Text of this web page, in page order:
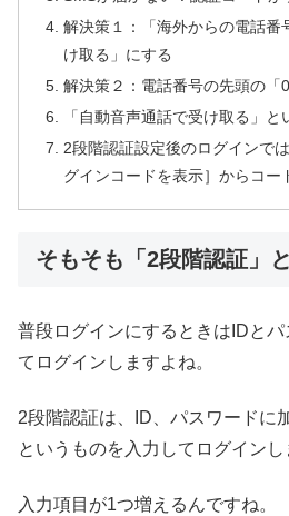
解決策１：「海外からの電話番
け取る」にする
解決策２：電話番号の先頭の「
「自動音声通話で受け取る」と
2段階認証設定後のログインで
グインコードを表示］からコー
そもそも「2段階認証」
普段ログインにするときはIDと
てログインしますよね。
2段階認証は、ID、パスワードに
というものを入力してログインし
入力項目が1つ増えるんですね。